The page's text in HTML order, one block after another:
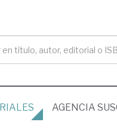
AGENCIA